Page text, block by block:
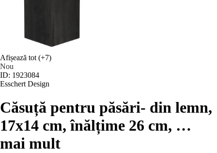
Afișează tot (+7)
Nou
ID: 1923084
Esschert Design
Căsuță pentru păsări- din lemn,
17x14 cm, înălțime 26 cm, …
mai mult